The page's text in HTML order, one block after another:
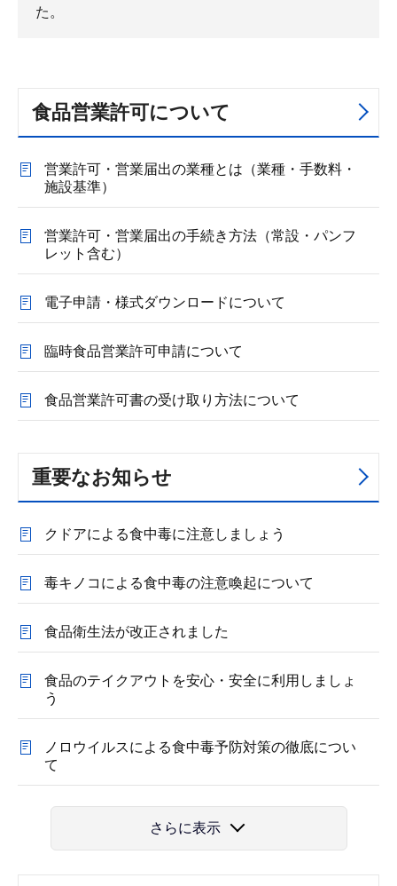
た。
食品営業許可について
営業許可・営業届出の業種とは（業種・手数料・
施設基準）
営業許可・営業届出の手続き方法（常設・パンフ
レット含む）
電子申請・様式ダウンロードについて
臨時食品営業許可申請について
食品営業許可書の受け取り方法について
重要なお知らせ
クドアによる食中毒に注意しましょう
毒キノコによる食中毒の注意喚起について
食品衛生法が改正されました
食品のテイクアウトを安心・安全に利用しましょ
う
ノロウイルスによる食中毒予防対策の徹底につい
て
さらに表示